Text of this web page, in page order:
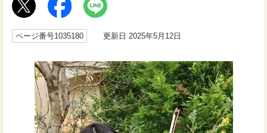
ページ番号1035180 更新日 2025年5月12日